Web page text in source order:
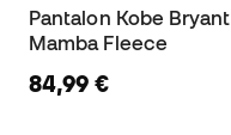
Pantalon Kobe Bryant
Mamba Fleece
84,99 €